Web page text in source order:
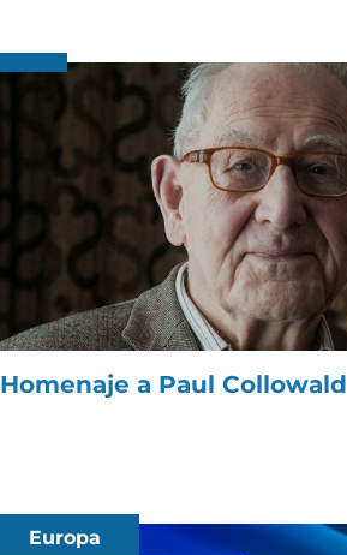
Homenaje a Paul Collowald
Europa